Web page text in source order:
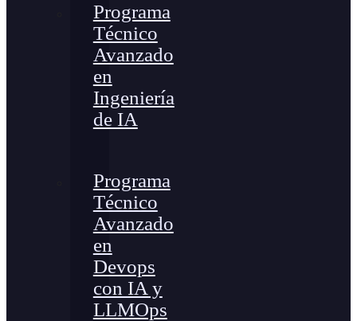
Programa
Técnico
Avanzado
en
Ingeniería
de IA
Programa
Técnico
Avanzado
en
Devops
con IA y
LLMOps